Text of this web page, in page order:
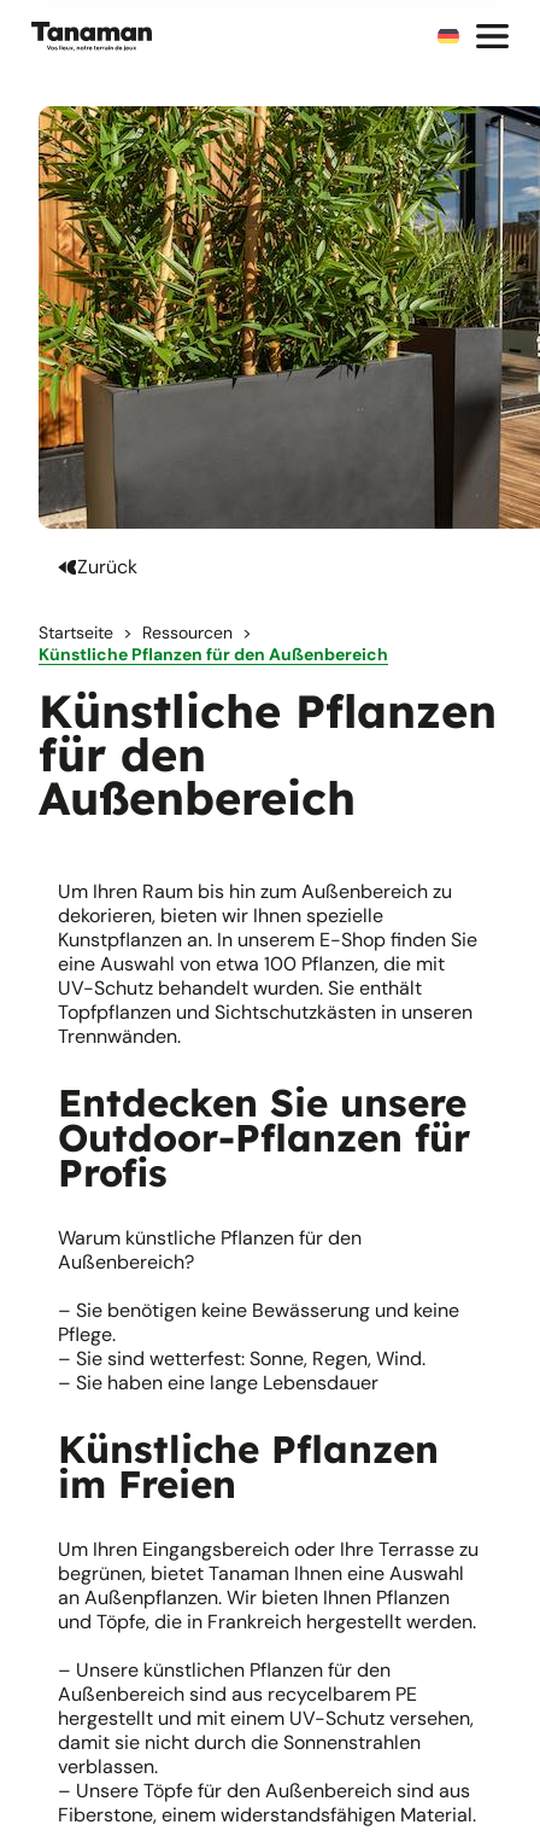
Zurück
Startseite
Ressourcen
Künstliche Pflanzen für den Außenbereich
Künstliche Pflanzen
für den
Außenbereich
Um Ihren Raum bis hin zum Außenbereich zu
dekorieren, bieten wir Ihnen spezielle
Kunstpflanzen an. In unserem E-Shop finden Sie
eine Auswahl von etwa 100 Pflanzen, die mit
UV-Schutz behandelt wurden. Sie enthält
Topfpflanzen und Sichtschutzkästen in unseren
Trennwänden.
Entdecken Sie unsere
Outdoor-Pflanzen für
Profis
Warum künstliche Pflanzen für den
Außenbereich?
– Sie benötigen keine Bewässerung und keine
Pflege.
– Sie sind wetterfest: Sonne, Regen, Wind.
– Sie haben eine lange Lebensdauer
Künstliche Pflanzen
im Freien
Um Ihren Eingangsbereich oder Ihre Terrasse zu
begrünen, bietet Tanaman Ihnen eine Auswahl
an Außenpflanzen. Wir bieten Ihnen Pflanzen
und Töpfe, die in Frankreich hergestellt werden.
– Unsere künstlichen Pflanzen für den
Außenbereich sind aus recycelbarem PE
hergestellt und mit einem UV-Schutz versehen,
damit sie nicht durch die Sonnenstrahlen
verblassen.
– Unsere Töpfe für den Außenbereich sind aus
Fiberstone, einem widerstandsfähigen Material.